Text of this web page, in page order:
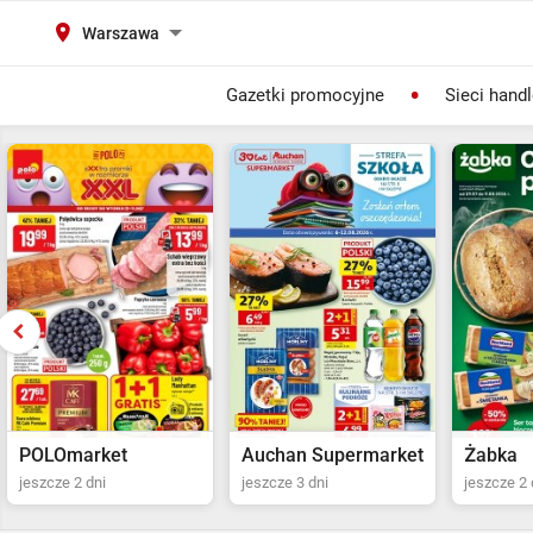
Warszawa
Gazetki promocyjne Sieci
Auchan Supermarket
jeszcze 3 dni
Żabka
jeszcze 2 dni jeszcze 2